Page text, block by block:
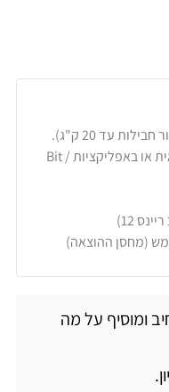
כרטיסי אשראי, PayPal, העברה בנקאית או באפליקציות Bit /
12)
(מחסן ההוצאה)
ומוסיף על מה